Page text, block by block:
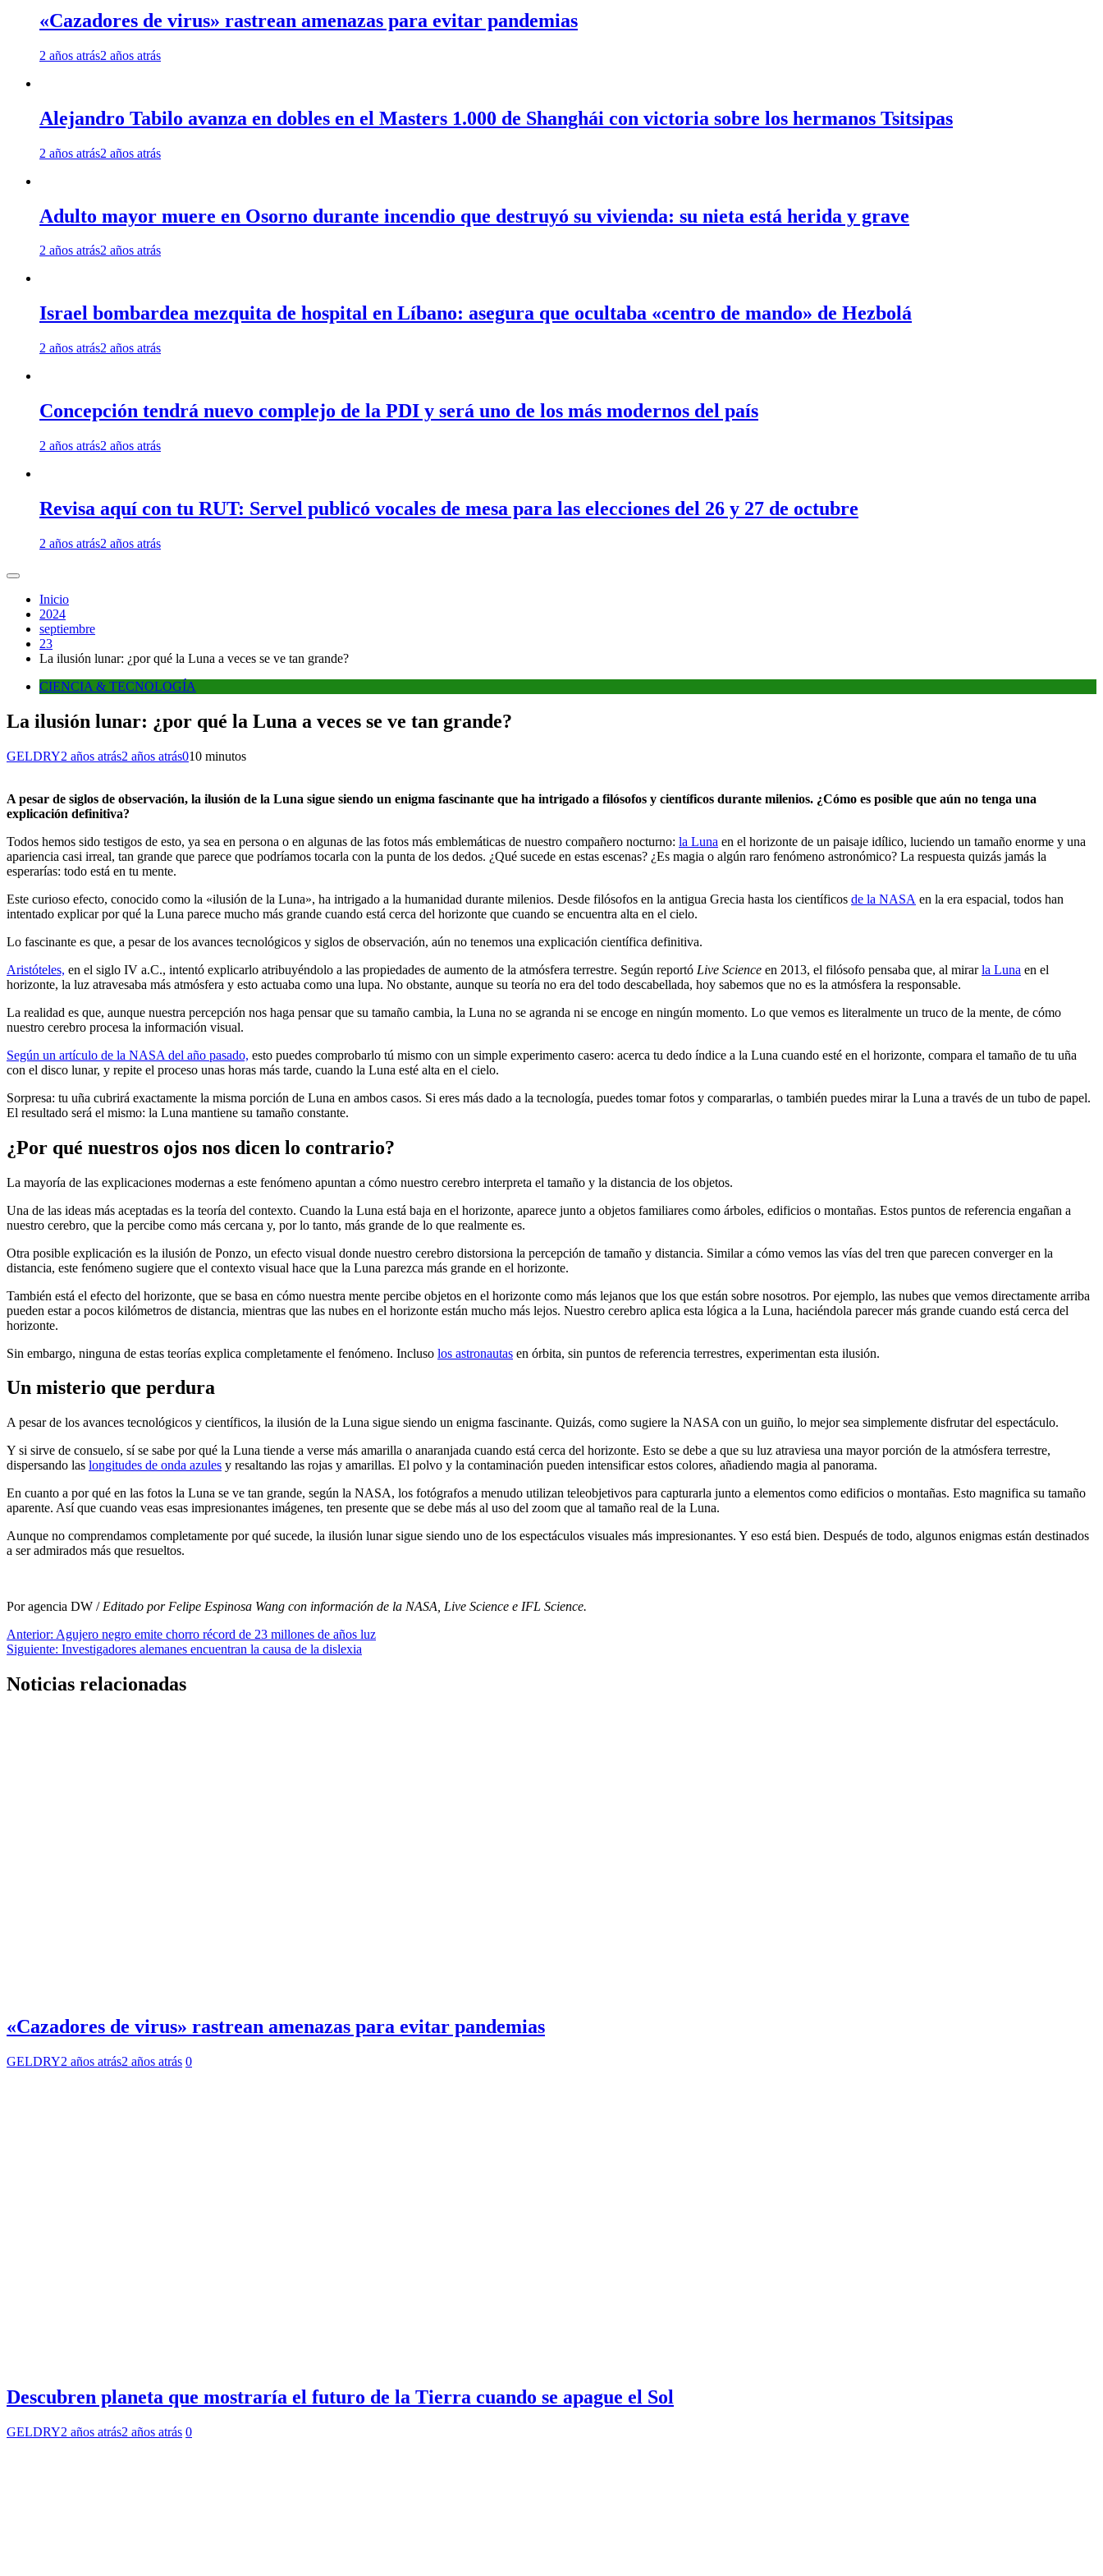
«Cazadores de virus» rastrean amenazas para evitar pandemias
2 años atrás2 años atrás
Alejandro Tabilo avanza en dobles en el Masters 1.000 de Shanghái con victoria sobre los hermanos Tsitsipas
2 años atrás2 años atrás
Adulto mayor muere en Osorno durante incendio que destruyó su vivienda: su nieta está herida y grave
2 años atrás2 años atrás
Israel bombardea mezquita de hospital en Líbano: asegura que ocultaba «centro de mando» de Hezbolá
2 años atrás2 años atrás
Concepción tendrá nuevo complejo de la PDI y será uno de los más modernos del país
2 años atrás2 años atrás
Revisa aquí con tu RUT: Servel publicó vocales de mesa para las elecciones del 26 y 27 de octubre
2 años atrás2 años atrás
Inicio
2024
septiembre
23
La ilusión lunar: ¿por qué la Luna a veces se ve tan grande?
CIENCIA & TECNOLOGÍA
La ilusión lunar: ¿por qué la Luna a veces se ve tan grande?
GELDRY2 años atrás2 años atrás010 minutos
A pesar de siglos de observación, la ilusión de la Luna sigue siendo un enigma fascinante que ha intrigado a filósofos y científicos durante milenios. ¿Cómo es posible que aún no tenga una
explicación definitiva?
Todos hemos sido testigos de esto, ya sea en persona o en algunas de las fotos más emblemáticas de nuestro compañero nocturno: la Luna en el horizonte de un paisaje idílico, luciendo un tamaño enorme y una
apariencia casi irreal, tan grande que parece que podríamos tocarla con la punta de los dedos. ¿Qué sucede en estas escenas? ¿Es magia o algún raro fenómeno astronómico? La respuesta quizás jamás la
esperarías: todo está en tu mente.
Este curioso efecto, conocido como la «ilusión de la Luna», ha intrigado a la humanidad durante milenios. Desde filósofos en la antigua Grecia hasta los científicos de la NASA en la era espacial, todos han
intentado explicar por qué la Luna parece mucho más grande cuando está cerca del horizonte que cuando se encuentra alta en el cielo.
Lo fascinante es que, a pesar de los avances tecnológicos y siglos de observación, aún no tenemos una explicación científica definitiva.
Aristóteles, en el siglo IV a.C., intentó explicarlo atribuyéndolo a las propiedades de aumento de la atmósfera terrestre. Según reportó Live Science en 2013, el filósofo pensaba que, al mirarla Luna en el
horizonte, la luz atravesaba más atmósfera y esto actuaba como una lupa. No obstante, aunque su teoría no era del todo descabellada, hoy sabemos que no es la atmósfera la responsable.
La realidad es que, aunque nuestra percepción nos haga pensar que su tamaño cambia, la Luna no se agranda ni se encoge en ningún momento. Lo que vemos es literalmente un truco de la mente, de cómo
nuestro cerebro procesa la información visual.
Según un artículo de la NASA del año pasado, esto puedes comprobarlo tú mismo con un simple experimento casero: acerca tu dedo índice a la Luna cuando esté en el horizonte, compara el tamaño de tu uña
con el disco lunar, y repite el proceso unas horas más tarde, cuando la Luna esté alta en el cielo.
Sorpresa: tu uña cubrirá exactamente la misma porción de Luna en ambos casos. Si eres más dado a la tecnología, puedes tomar fotos y compararlas, o también puedes mirar la Luna a través de un tubo de papel.
El resultado será el mismo: la Luna mantiene su tamaño constante.
¿Por qué nuestros ojos nos dicen lo contrario?
La mayoría de las explicaciones modernas a este fenómeno apuntan a cómo nuestro cerebro interpreta el tamaño y la distancia de los objetos.
Una de las ideas más aceptadas es la teoría del contexto. Cuando la Luna está baja en el horizonte, aparece junto a objetos familiares como árboles, edificios o montañas. Estos puntos de referencia engañan a
nuestro cerebro, que la percibe como más cercana y, por lo tanto, más grande de lo que realmente es.
Otra posible explicación es la ilusión de Ponzo, un efecto visual donde nuestro cerebro distorsiona la percepción de tamaño y distancia. Similar a cómo vemos las vías del tren que parecen converger en la
distancia, este fenómeno sugiere que el contexto visual hace que la Luna parezca más grande en el horizonte.
También está el efecto del horizonte, que se basa en cómo nuestra mente percibe objetos en el horizonte como más lejanos que los que están sobre nosotros. Por ejemplo, las nubes que vemos directamente arriba
pueden estar a pocos kilómetros de distancia, mientras que las nubes en el horizonte están mucho más lejos. Nuestro cerebro aplica esta lógica a la Luna, haciéndola parecer más grande cuando está cerca del
horizonte.
Sin embargo, ninguna de estas teorías explica completamente el fenómeno. Incluso los astronautas en órbita, sin puntos de referencia terrestres, experimentan esta ilusión.
Un misterio que perdura
A pesar de los avances tecnológicos y científicos, la ilusión de la Luna sigue siendo un enigma fascinante. Quizás, como sugiere la NASA con un guiño, lo mejor sea simplemente disfrutar del espectáculo.
Y si sirve de consuelo, sí se sabe por qué la Luna tiende a verse más amarilla o anaranjada cuando está cerca del horizonte. Esto se debe a que su luz atraviesa una mayor porción de la atmósfera terrestre,
dispersando las longitudes de onda azules y resaltando las rojas y amarillas. El polvo y la contaminación pueden intensificar estos colores, añadiendo magia al panorama.
En cuanto a por qué en las fotos la Luna se ve tan grande, según la NASA, los fotógrafos a menudo utilizan teleobjetivos para capturarla junto a elementos como edificios o montañas. Esto magnifica su tamaño
aparente. Así que cuando veas esas impresionantes imágenes, ten presente que se debe más al uso del zoom que al tamaño real de la Luna.
Aunque no comprendamos completamente por qué sucede, la ilusión lunar sigue siendo uno de los espectáculos visuales más impresionantes. Y eso está bien. Después de todo, algunos enigmas están destinados
a ser admirados más que resueltos.
Por agencia DW / Editado por Felipe Espinosa Wang con información de la NASA, Live Science e IFL Science.
Navegación
de
entradas
Anterior: Agujero negro emite chorro récord de 23 millones de años luz
Siguiente: Investigadores alemanes encuentran la causa de la dislexia
Noticias relacionadas
«Cazadores de virus» rastrean amenazas para evitar pandemias
GELDRY2 años atrás2 años atrás 0
Descubren planeta que mostraría el futuro de la Tierra cuando se apague el Sol
GELDRY2 años atrás2 años atrás 0